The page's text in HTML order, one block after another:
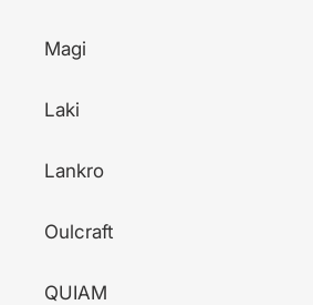
Magi
Laki
Lankro
Oulcraft
QUIAM